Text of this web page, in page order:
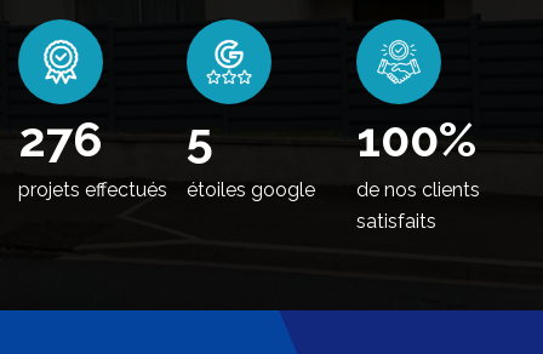
336
projets effectués
5
étoiles google
100%
de nos clients
satisfaits